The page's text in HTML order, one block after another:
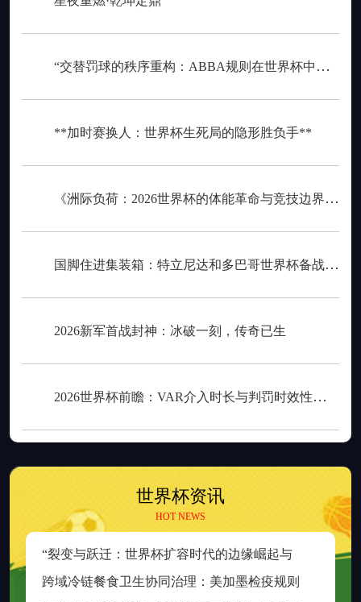
“交替罚球的秩序重构：ABBA规则在世界杯中的逻辑困境与制度再平衡”
**加时赛换人：世界杯生死局的隐形胜负手**
《洲际负荷：2026世界杯的体能革命与竞技边界重构》
国脚住进集装箱：特立尼达和多巴哥世界杯备战营地引争议
2026新军首战封神：冰破一刻，传奇已生
2026世界杯前瞻：VAR介入时长与判罚时效性的权衡之道
世界杯资讯
HOT NEWS